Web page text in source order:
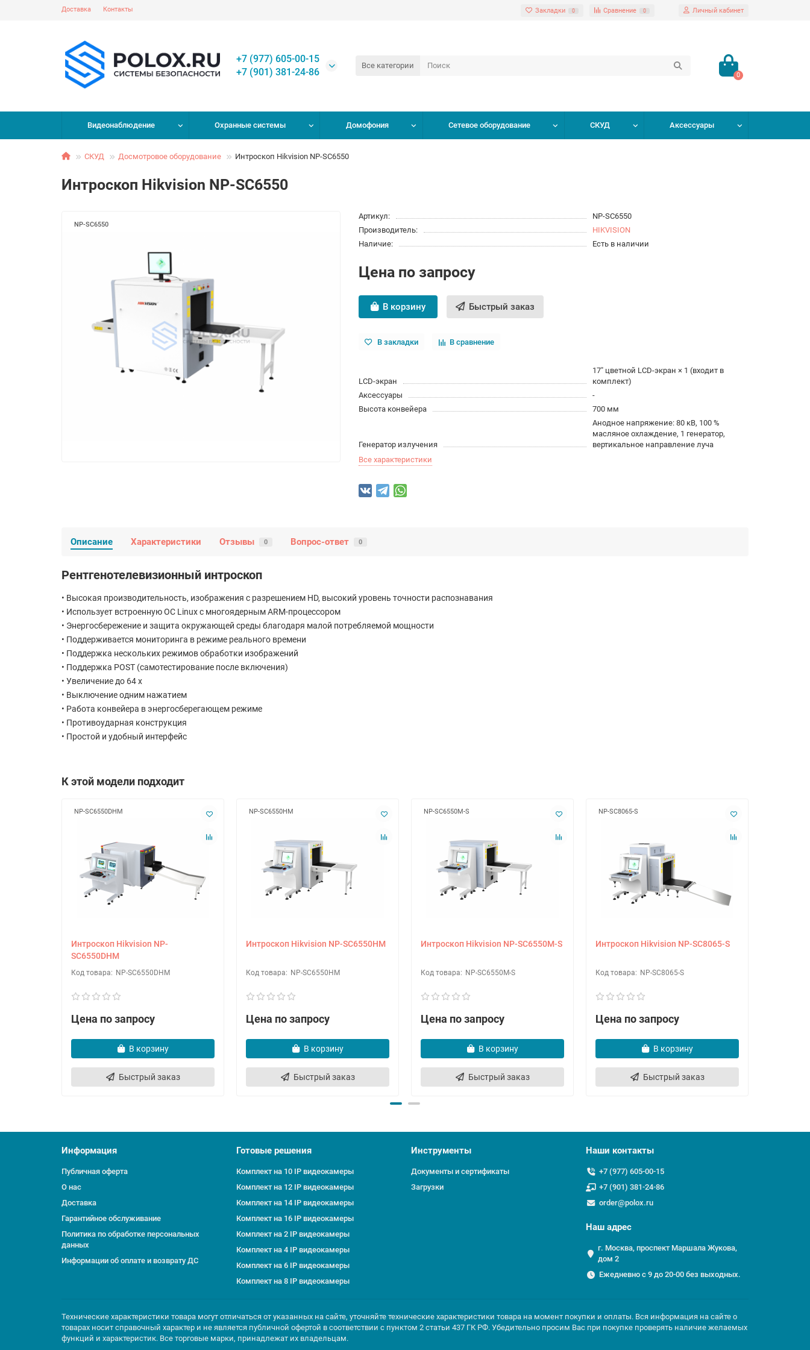
Доставка Контакты Закладки 0 Сравнение 0 Личный кабинет
Все категории
+7 (977) 605-00-15
+7 (901) 381-24-86
0
Видеонаблюдение Охранные системы Домофония Сетевое оборудование СКУД Аксессуары
СКУД Досмотровое оборудование Интроскоп Hikvision NP-SC6550
Интроскоп Hikvision NP-SC6550
NP-SC6550
Артикул:
NP-SC6550
Производитель:
HIKVISION
Наличие:
Есть в наличии
Цена по запросу
В корзину Быстрый заказ
В закладки В сравнение
LCD-экран
17″ цветной LCD-экран × 1 (входит в
комплект)
Аксессуары
-
Высота конвейера
700 мм
Генератор излучения
Анодное напряжение: 80 кВ, 100 %
масляное охлаждение, 1 генератор,
вертикальное направление луча
Все характеристики
Описание Характеристики Отзывы 0 Вопрос-ответ 0
Рентгенотелевизионный интроскоп
• Высокая производительность, изображения с разрешением HD, высокий уровень точности распознавания
• Использует встроенную ОС Linux с многоядерным ARM-процессором
• Энергосбережение и защита окружающей среды благодаря малой потребляемой мощности
• Поддерживается мониторинга в режиме реального времени
• Поддержка нескольких режимов обработки изображений
• Поддержка POST (самотестирование после включения)
• Увеличение до 64 x
• Выключение одним нажатием
• Работа конвейера в энергосберегающем режиме
• Противоударная конструкция
• Простой и удобный интерфейс
К этой модели подходит
NP-SC6550DHM
Интроскоп Hikvision NP-
SC6550DHM
NP-SC6550DHM
Цена по запросу
В корзину
Быстрый заказ
NP-SC6550HM
Интроскоп Hikvision NP-SC6550HM
NP-SC6550HM
Цена по запросу
В корзину
Быстрый заказ
NP-SC6550M-S
Интроскоп Hikvision NP-SC6550M-S
NP-SC6550M-S
Цена по запросу
В корзину
Быстрый заказ
NP-SC8065-S
Интроскоп Hikvision NP-SC8065-S
NP-SC8065-S
Цена по запросу
В корзину
Быстрый заказ
Информация
Публичная оферта
О нас
Доставка
Гарантийное обслуживание
Политика по обработке персональных
данных
Информации об оплате и возврату ДС
Готовые решения
Комплект на 10 IP видеокамеры
Комплект на 12 IP видеокамеры
Комплект на 14 IP видеокамеры
Комплект на 16 IP видеокамеры
Комплект на 2 IP видеокамеры
Комплект на 4 IP видеокамеры
Комплект на 6 IP видеокамеры
Комплект на 8 IP видеокамеры
Инструменты
Документы и сертификаты
Загрузки
Наши контакты
+7 (977) 605-00-15
+7 (901) 381-24-86
order@polox.ru
Наш адрес
г. Москва, проспект Маршала Жукова,
дом 2
Ежедневно с 9 до 20-00 без выходных.
Технические характеристики товара могут отличаться от указанных на сайте, уточняйте технические характеристики товара на момент покупки и оплаты. Вся информация на сайте о
товарах носит справочный характер и не является публичной офертой в соответствии с пунктом 2 статьи 437 ГК РФ. Убедительно просим Вас при покупке проверять наличие желаемых
функций и характеристик. Все торговые марки, принадлежат их владельцам.